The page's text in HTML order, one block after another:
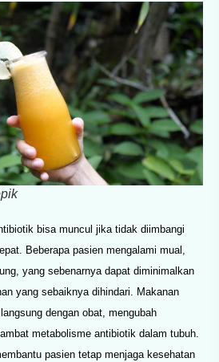
bisa muncul jika tidak diimbangi
Beberapa pasien mengalami mual,
yang sebenarnya dapat diminimalkan
yang sebaiknya dihindari. Makanan
dengan obat, mengubah
metabolisme antibiotik dalam tubuh.
pasien tetap menjaga kesehatan